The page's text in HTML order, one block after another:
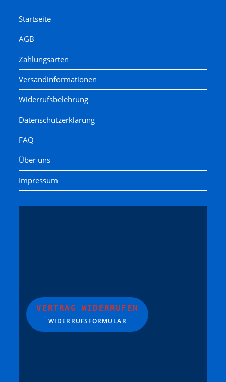
Startseite
AGB
Zahlungsarten
Versandinformationen
Widerrufsbelehrung
Datenschutzerklärung
FAQ
Über uns
Impressum
VERTRAG WIDERRUFEN
WIDERRUFSFORMULAR